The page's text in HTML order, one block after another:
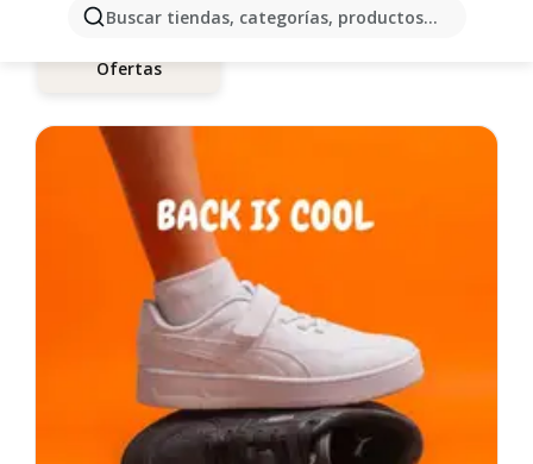
Buscar tiendas, categorías, productos...
Ofertas